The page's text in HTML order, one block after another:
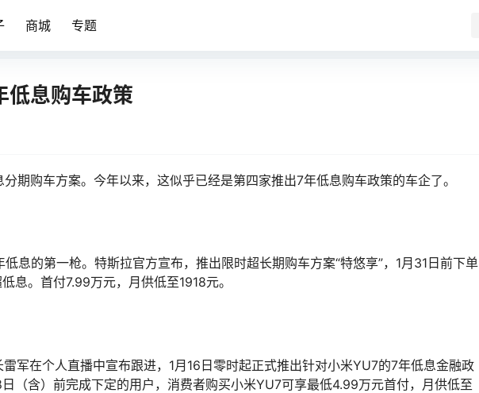
商城 专题
低息购车政策
期购车方案。今年以来，这似乎已经是第四家推出7年低息购车政策的车企了。
息的第一枪。特斯拉官方宣布，推出限时超长期购车方案“特悠享”，1月31日前下单
息。首付7.99万元，月供低至1918元。
军在个人直播中宣布跟进，1月16日零时起正式推出针对小米YU7的7年低息金融政
（含）前完成下定的用户，消费者购买小米YU7可享最低4.99万元首付，月供低至